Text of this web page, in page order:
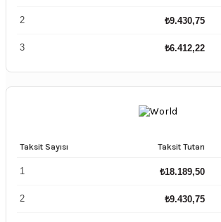
2 ₺9.430,75
3 ₺6.412,22
Taksit Sayısı Taksit Tutarı
1 ₺18.189,50
2 ₺9.430,75